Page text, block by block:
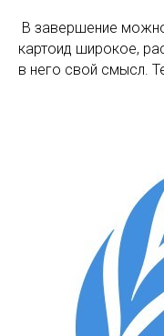
В завершение
картоид широкое,
в него свой смысл.